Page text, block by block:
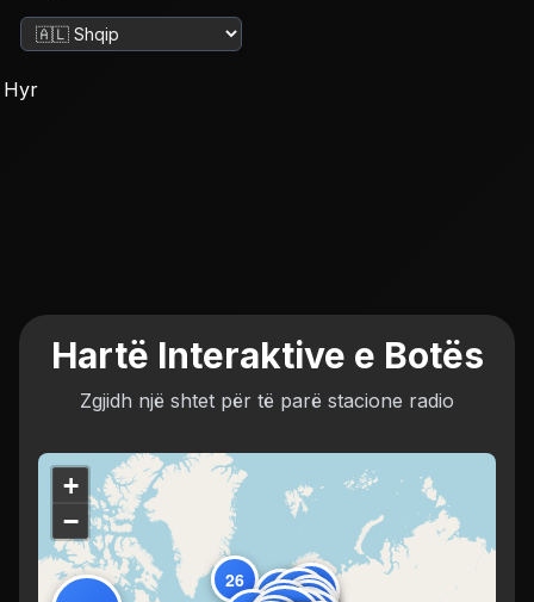
Ndrysho gjuhën
Hyr
Hartë Interaktive e Botës
Zgjidh një shtet për të parë stacione radio
136
26
96217
+
−